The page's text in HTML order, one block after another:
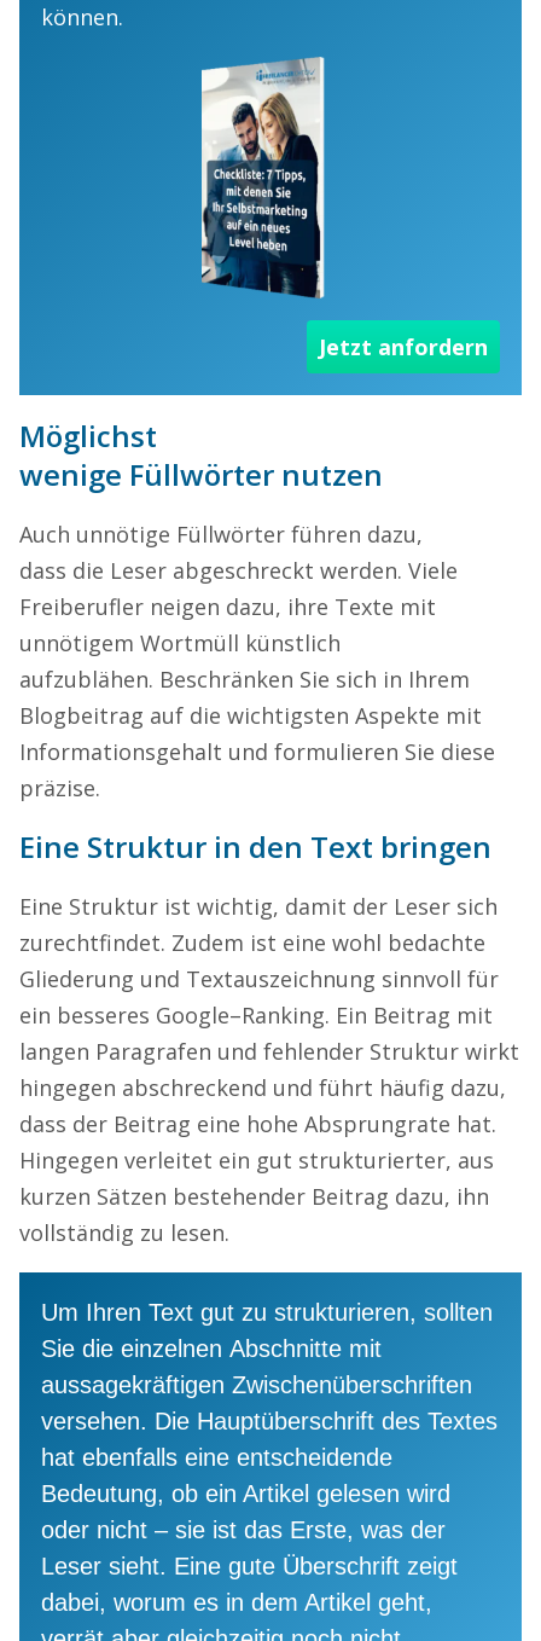
können.
Jetzt anfordern
Möglichst
wenige Füllwörter nutzen
Auch unnötige Füllwörter führen dazu,
dass die Leser abgeschreckt werden. Viele
Freiberufler neigen dazu, ihre Texte mit
unnötigem Wortmüll künstlich
aufzublähen. Beschränken Sie sich in Ihrem
Blogbeitrag auf die wichtigsten Aspekte mit
Informationsgehalt und formulieren Sie diese
präzise.
Eine Struktur in den Text bringen
Eine Struktur ist wichtig, damit der Leser sich
zurechtfindet. Zudem ist eine wohl bedachte
Gliederung und Textauszeichnung sinnvoll für
ein besseres Google–Ranking. Ein Beitrag mit
langen Paragrafen und fehlender Struktur wirkt
hingegen abschreckend und führt häufig dazu,
dass der Beitrag eine hohe Absprungrate hat.
Hingegen verleitet ein gut strukturierter, aus
kurzen Sätzen bestehender Beitrag dazu, ihn
vollständig zu lesen.
Um Ihren Text gut zu strukturieren, sollten
Sie die einzelnen Abschnitte mit
aussagekräftigen Zwischenüberschriften
versehen. Die Hauptüberschrift des Textes
hat ebenfalls eine entscheidende
Bedeutung, ob ein Artikel gelesen wird
oder nicht – sie ist das Erste, was der
Leser sieht. Eine gute Überschrift zeigt
dabei, worum es in dem Artikel geht,